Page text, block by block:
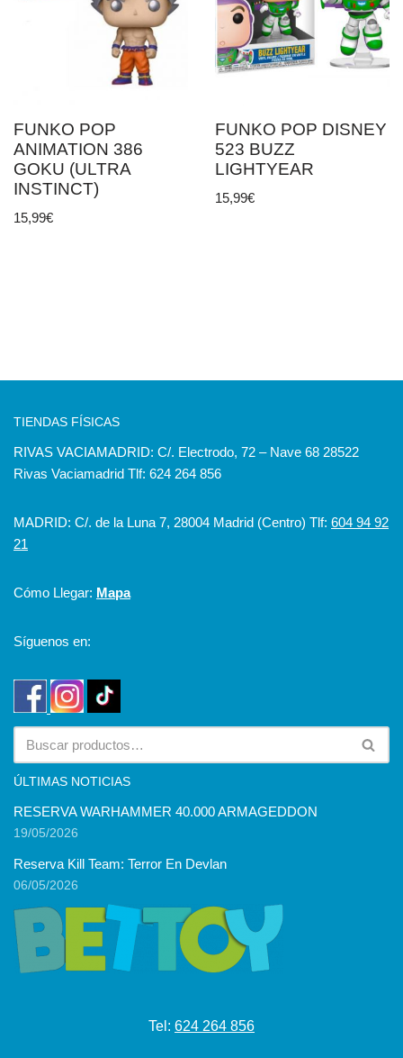
FUNKO POP
ANIMATION 386
GOKU (ULTRA
INSTINCT)
15,99€
FUNKO POP DISNEY
523 BUZZ
LIGHTYEAR
15,99€
TIENDAS FÍSICAS
RIVAS VACIAMADRID: C/. Electrodo, 72 – Nave 68 28522
Rivas Vaciamadrid Tlf: 624 264 856
MADRID: C/. de la Luna 7, 28004 Madrid (Centro) Tlf: 604 94 92
21
Cómo Llegar: Mapa
Síguenos en:
ÚLTIMAS NOTICIAS
RESERVA WARHAMMER 40.000 ARMAGEDDON
19/05/2026
Reserva Kill Team: Terror En Devlan
06/05/2026
Tel: 624 264 856